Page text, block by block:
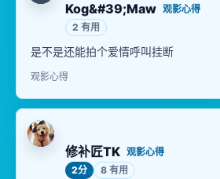
Kog&#39;Maw 观影心得
2 有用
是不是还能拍个爱情呼叫挂断
观影心得
修补匠TK 观影心得
2分
8 有用